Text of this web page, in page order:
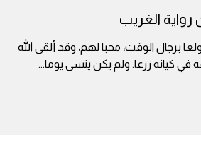
الغريب
برجال الوقت، محبا لهم، وقد ألقى الله
في كيانه زرعا. ولم يكن ينسى يوما...